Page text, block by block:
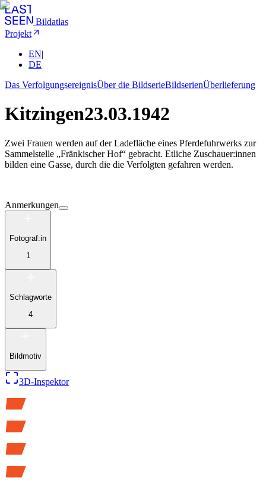
Bildatlas
Projekt
EN|
DE
Das VerfolgungsereignisÜber die BildserieBildserienÜberlieferung
Kitzingen23.03.1942
Zwei Frauen werden auf der Ladefläche eines Pferdefuhrwerks zur
Sammelstelle „Fränkischer Hof“ gebracht. Etliche Zuschauer:innen
bilden eine Gasse, durch die die Verfolgten gefahren werden.
Anmerkungen
Fotograf:in
1
Schlagworte
4
Bildmotiv
3D-Inspektor